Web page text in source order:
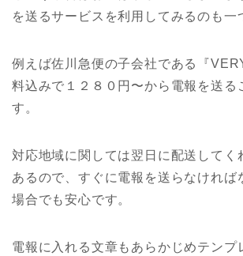
を送るサービスを利用してみるのも一
例えば佐川急便の子会社である『
料込みで１２８０円〜から電報を送る
す。
対応地域に関しては翌日に配送してく
あるので、すぐに電報を送らなければ
場合でも安心です。
電報に入れる文章もあらかじめテンプ